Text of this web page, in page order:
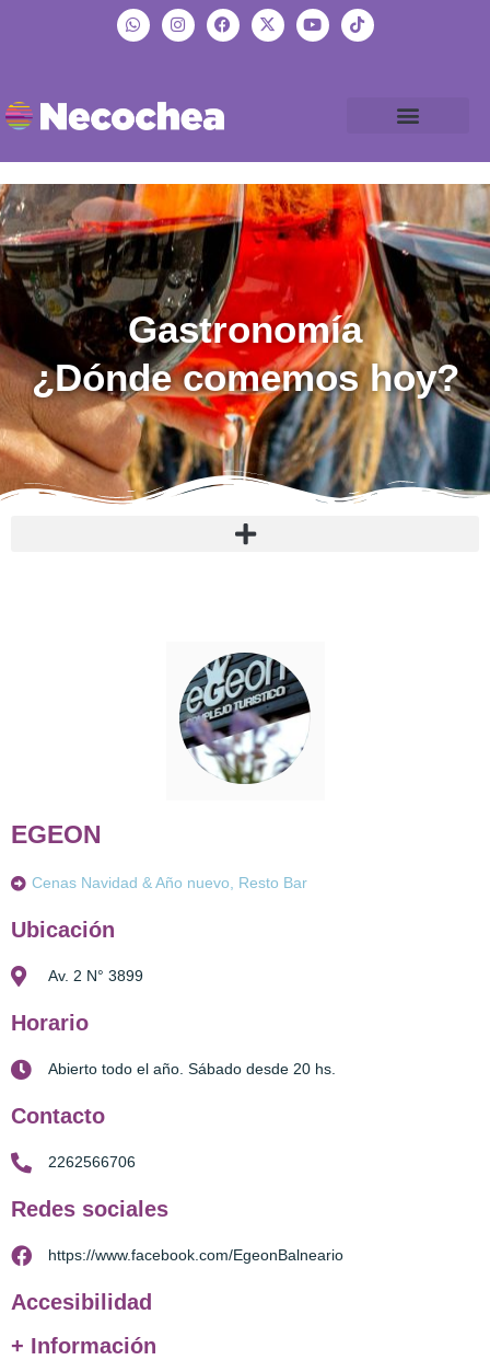
Gastronomía
¿Dónde comemos hoy?
EGEON
Cenas Navidad & Año nuevo, Resto Bar
Ubicación
Av. 2 N° 3899
Horario
Abierto todo el año. Sábado desde 20 hs.
Contacto
2262566706
Redes sociales
https://www.facebook.com/EgeonBalneario
Accesibilidad
+ Información